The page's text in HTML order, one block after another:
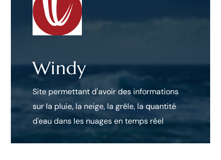
Windy
Site permettant d'avoir des informations
sur la pluie, la neige, la grêle, la quantité
d'eau dans les nuages en temps réel